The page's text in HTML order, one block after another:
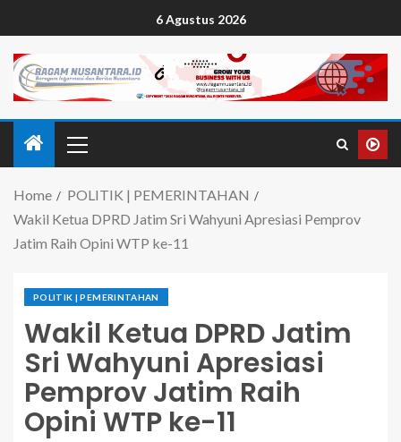
6 Agustus 2026
Home
POLITIK | PEMERINTAHAN
Wakil Ketua DPRD Jatim Sri Wahyuni Apresiasi Pemprov
Jatim Raih Opini WTP ke-11
POLITIK | PEMERINTAHAN
Wakil Ketua DPRD Jatim
Sri Wahyuni Apresiasi
Pemprov Jatim Raih
Opini WTP ke-11